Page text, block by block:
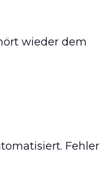
wieder dem
Fehler